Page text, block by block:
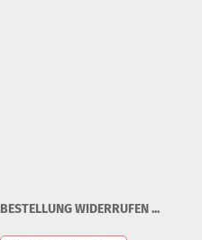
BESTELLUNG WIDERRUFEN ...